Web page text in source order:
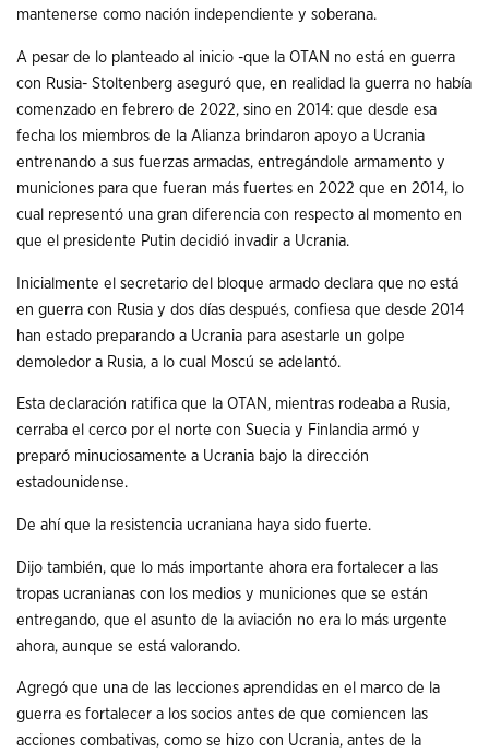
mantenerse como nación independiente y soberana.
A pesar de lo planteado al inicio -que la OTAN no está en guerra
con Rusia- Stoltenberg aseguró que, en realidad la guerra no había
comenzado en febrero de 2022, sino en 2014: que desde esa
fecha los miembros de la Alianza brindaron apoyo a Ucrania
entrenando a sus fuerzas armadas, entregándole armamento y
municiones para que fueran más fuertes en 2022 que en 2014, lo
cual representó una gran diferencia con respecto al momento en
que el presidente Putin decidió invadir a Ucrania.
Inicialmente el secretario del bloque armado declara que no está
en guerra con Rusia y dos días después, confiesa que desde 2014
han estado preparando a Ucrania para asestarle un golpe
demoledor a Rusia, a lo cual Moscú se adelantó.
Esta declaración ratifica que la OTAN, mientras rodeaba a Rusia,
cerraba el cerco por el norte con Suecia y Finlandia armó y
preparó minuciosamente a Ucrania bajo la dirección
estadounidense.
De ahí que la resistencia ucraniana haya sido fuerte.
Dijo también, que lo más importante ahora era fortalecer a las
tropas ucranianas con los medios y municiones que se están
entregando, que el asunto de la aviación no era lo más urgente
ahora, aunque se está valorando.
Agregó que una de las lecciones aprendidas en el marco de la
guerra es fortalecer a los socios antes de que comiencen las
acciones combativas, como se hizo con Ucrania, antes de la